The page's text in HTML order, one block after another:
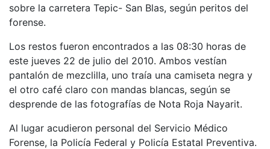
sobre la carretera Tepic- San Blas, según peritos del
forense.
Los restos fueron encontrados a las 08:30 horas de
este jueves 22 de julio del 2010. Ambos vestían
pantalón de mezclilla, uno traía una camiseta negra y
el otro café claro con mandas blancas, según se
desprende de las fotografías de Nota Roja Nayarit.
Al lugar acudieron personal del Servicio Médico
Forense, la Policía Federal y Policía Estatal Preventiva.